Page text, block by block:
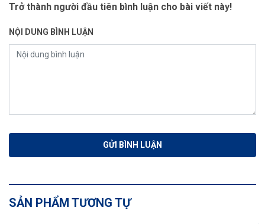
Trở thành người đầu tiên bình luận cho bài viết này!
NỘI DUNG BÌNH LUẬN
SẢN PHẨM TƯƠNG TỰ